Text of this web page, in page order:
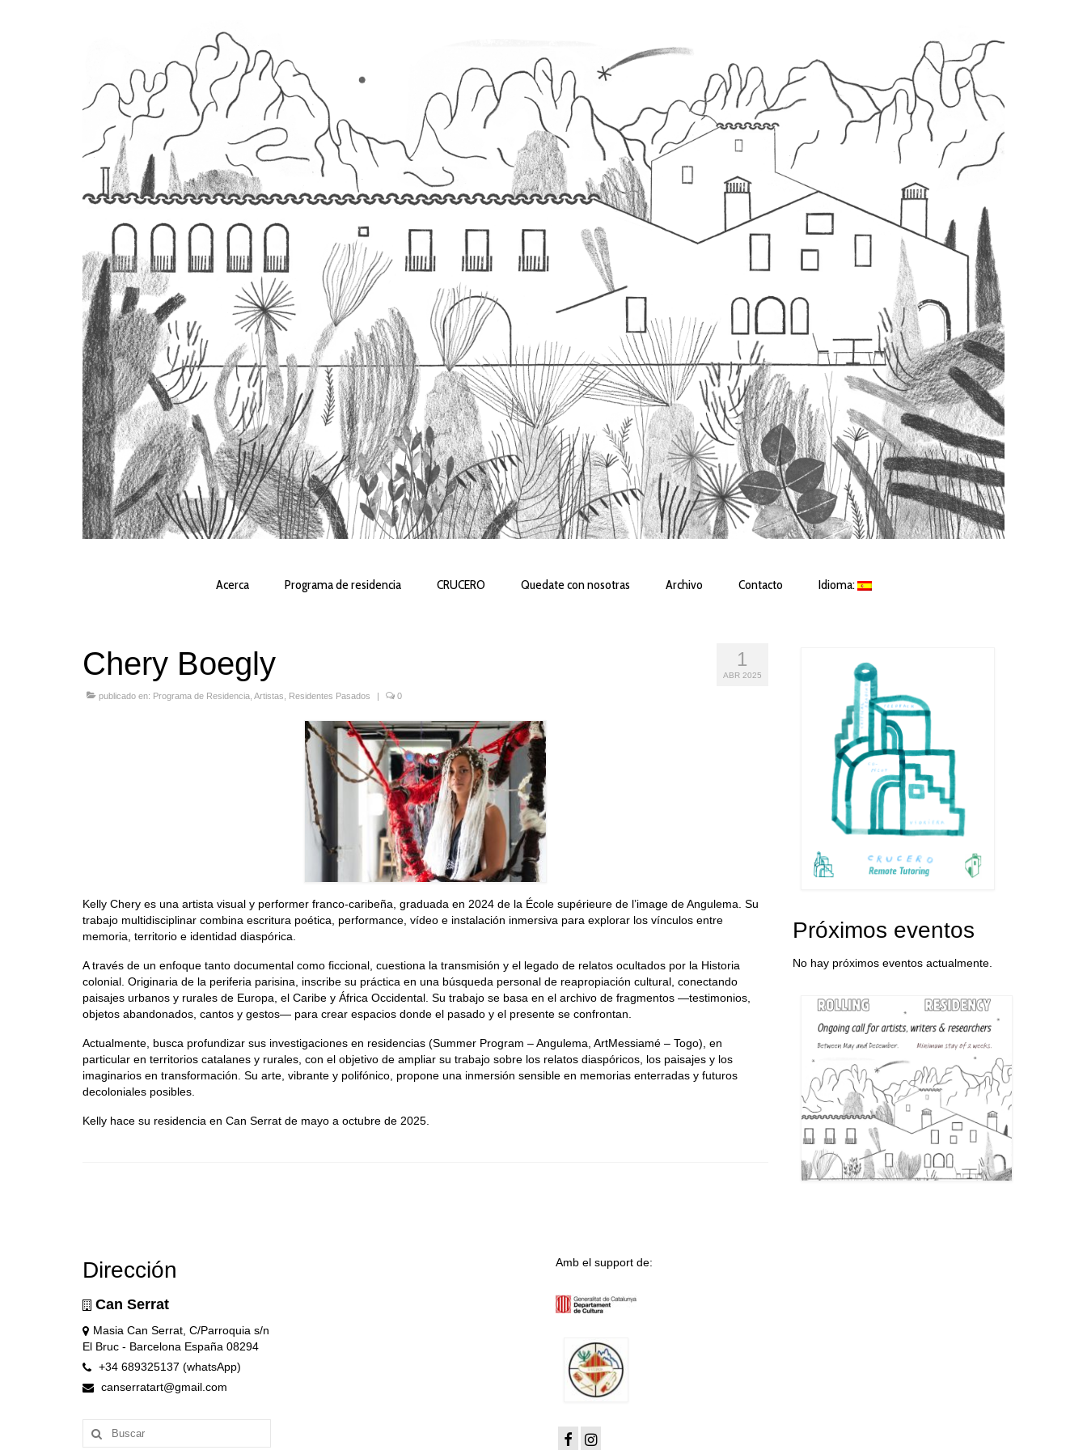
Acerca Programa de residencia CRUCERO Quedate con nosotras Archivo Contacto Idioma:
1
ABR 2025
Chery Boegly
publicado en: Programa de Residencia Artistas Residentes Pasados 0
Kelly Chery es una artista visual y performer franco-caribeña, graduada en 2024 de la École supérieure de l’image de Angulema. Su
trabajo multidisciplinar combina escritura poética, performance, vídeo e instalación inmersiva para explorar los vínculos entre
memoria, territorio e identidad diaspórica.
A través de un enfoque tanto documental como ficcional, cuestiona la transmisión y el legado de relatos ocultados por la Historia
colonial. Originaria de la periferia parisina, inscribe su práctica en una búsqueda personal de reapropiación cultural, conectando
paisajes urbanos y rurales de Europa, el Caribe y África Occidental. Su trabajo se basa en el archivo de fragmentos —testimonios,
objetos abandonados, cantos y gestos— para crear espacios donde el pasado y el presente se confrontan.
Actualmente, busca profundizar sus investigaciones en residencias (Summer Program – Angulema, ArtMessiamé – Togo), en
particular en territorios catalanes y rurales, con el objetivo de ampliar su trabajo sobre los relatos diaspóricos, los paisajes y los
imaginarios en transformación. Su arte, vibrante y polifónico, propone una inmersión sensible en memorias enterradas y futuros
decoloniales posibles.
Kelly hace su residencia en Can Serrat de mayo a octubre de 2025.
Próximos eventos
No hay próximos eventos actualmente.
Dirección
Can Serrat
Masia Can Serrat, C/Parroquia s/n
El Bruc - Barcelona España 08294
+34 689325137 (whatsApp)
canserratart@gmail.com
Buscar
por:
Amb el support de: